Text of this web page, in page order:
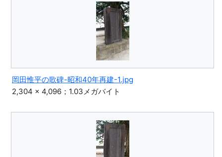
岡田惟平の歌碑-昭和40年再建-1.jpg
2,304 × 4,096；1.03メガバイト